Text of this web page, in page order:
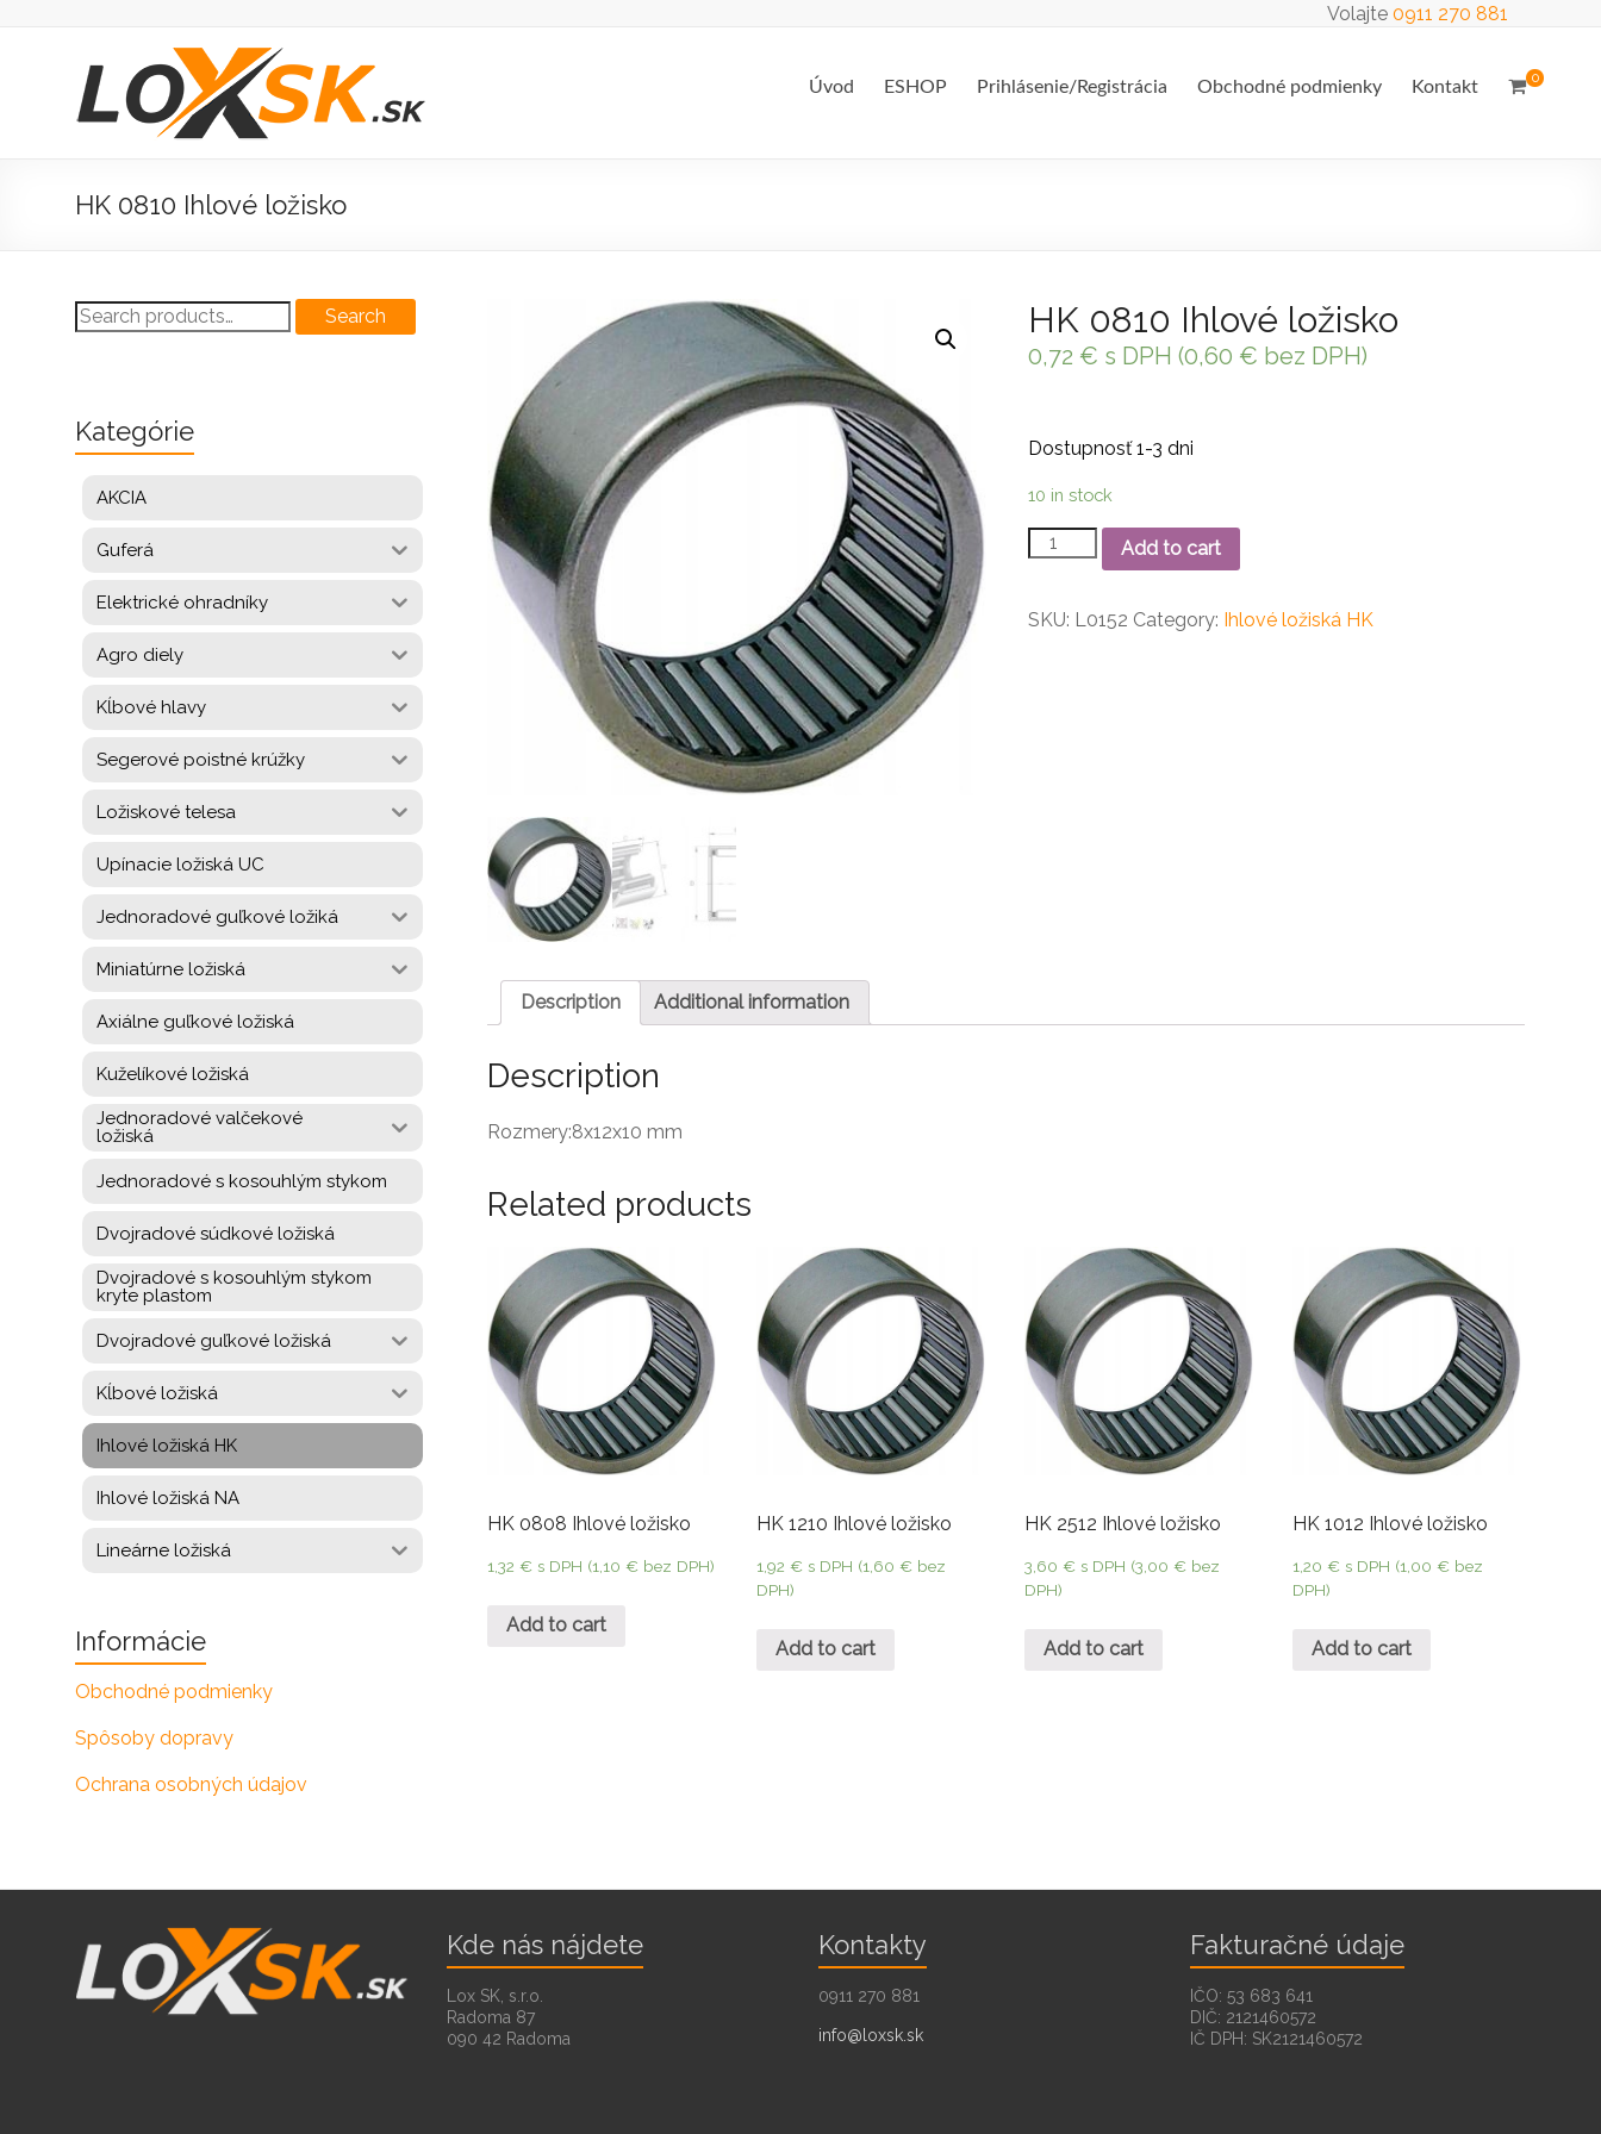
Volajte 0911 270 881
Loxsk
predaj
0
Úvod ESHOP Prihlásenie/Registrácia Obchodné podmienky Kontakt
HK 0810 Ihlové ložisko
HK 0810 Ihlové ložisko
0,72 € s DPH (0,60 € bez DPH)
Dostupnosť 1-3 dni
10 in stock
0810
ložisko
Add to cart
SKU: L0152 Category: Ihlové ložiská HK
Description Additional information
Description
Rozmery:8x12x10 mm
Related products
HK 0808 Ihlové ložisko
1,32€ s DPH (1,10€ bez DPH)
Add to cart
HK 1210 Ihlové ložisko
1,92 € s DPH (1,60 €bez
DPH)
Add to cart
HK 2512 Ihlové ložisko
3,60 € s DPH (3,00 €bez
DPH)
Add to cart
HK 1012 Ihlové ložisko
1,20€ s DPH (1,00€ bez
DPH)
Add to cart
Search
for:
Search
Kategórie
AKCIA
Guferá
Elektrické ohradníky
Agro diely
Kĺbové hlavy
Segerové poistné krúžky
Ložiskové telesa
Upínacie ložiská UC
Jednoradové guľkové ložiká
Miniatúrne ložiská
Axiálne guľkové ložiská
Kuželíkové ložiská
Jednoradové valčekové
ložiská
Jednoradové s kosouhlým stykom
Dvojradové súdkové ložiská
Dvojradové s kosouhlým stykom
kryte plastom
Dvojradové guľkové ložiská
Kĺbové ložiská
Ihlové ložiská HK
Ihlové ložiská NA
Lineárne ložiská
Informácie
Obchodné podmienky
Spôsoby dopravy
Ochrana osobných údajov
Kde nás nájdete
Lox SK, s.r.o.
Radoma 87
090 42 Radoma
Kontakty
0911 270 881
info@loxsk.sk
Fakturačné údaje
IČO: 53 683 641
DIČ: 2121460572
IČ DPH: SK2121460572